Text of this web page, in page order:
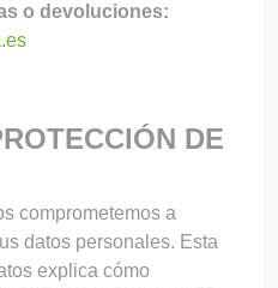
o devoluciones:
DE
comprometemos a
datos personales. Esta
explica cómo